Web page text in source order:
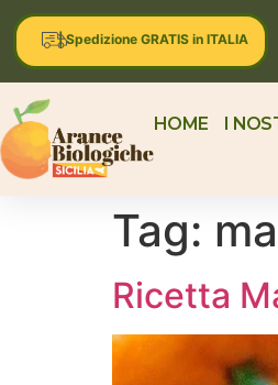
| Spedizione GRATIS in ITALIA
HOME I
Tag:
Ricetta